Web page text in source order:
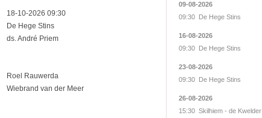
18-10-2026 09:30
De Hege Stins
ds. André Priem
Roel Rauwerda
Wiebrand van der Meer
09-08-2026
09:30 De Hege Stins
16-08-2026
09:30 De Hege Stins
23-08-2026
09:30 De Hege Stins
26-08-2026
15:30 Skilhiem - de Kwelder